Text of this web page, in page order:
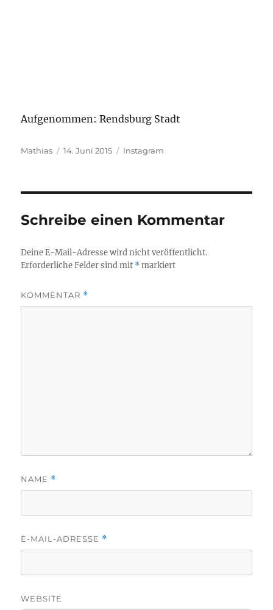
Aufgenommen: Rendsburg Stadt
Autor
Mathias
Veröffentlicht
14. Juni 2015 Kategorien
Instagram
Schreibe einen Kommentar
Deine E-Mail-Adresse wird nicht veröffentlicht.
Erforderliche Felder sind mit *markiert
KOMMENTAR *
NAME *
E-MAIL-ADRESSE *
WEBSITE